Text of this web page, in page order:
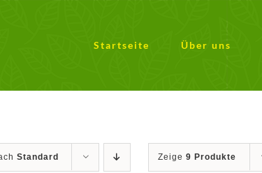
Startseite Über uns
Standard Zeige 9 Produkte